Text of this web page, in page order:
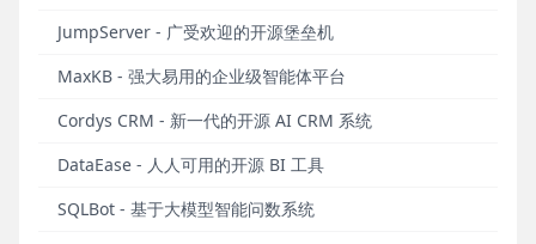
JumpServer - 广受欢迎的开源堡垒机
MaxKB - 强大易用的企业级智能体平台
Cordys CRM - 新一代的开源 AI CRM 系统
DataEase - 人人可用的开源 BI 工具
SQLBot - 基于大模型智能问数系统
本。在这一版本中，KubeOperator新增了Kubernetes
版本历史的管理功能，并且对集群版本升级功能进行
了优化。同时，该版本还新增了CIS安全扫描、LDAP
对接（X-Pack增强包内）、集群事件等新功能，另外